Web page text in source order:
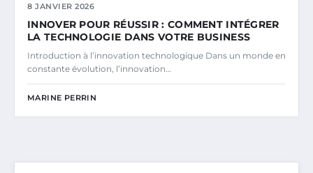
8 JANVIER 2026
INNOVER POUR RÉUSSIR : COMMENT INTÉGRER
LA TECHNOLOGIE DANS VOTRE BUSINESS
Introduction à l’innovation technologique Dans un monde en
constante évolution, l’innovation…
MARINE PERRIN